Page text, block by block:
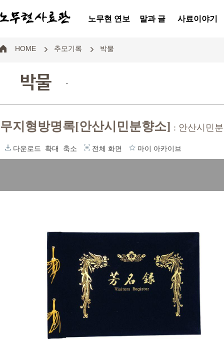
노무현 연보 말과 글 사료이야기
HOME 추모기록 박물
박물 .
무지형방명록[안산시민분향소] : 안산시민
다운로드 확대 축소 전체 화면 마이 아카이브